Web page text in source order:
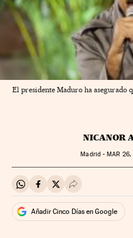
El presidente Maduro ha asegurado
NICANOR
Madrid - MAR 26,
Compartir en Whatsapp
Compartir en Facebook
Compartir en Twitter
Desplegar
Añadir Cinco Días en Google